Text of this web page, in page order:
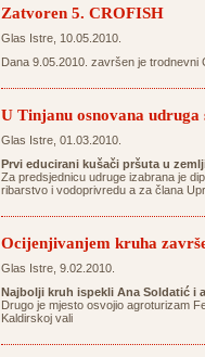
Zatvoren 5. CROFISH
Glas Istre, 10.05.2010.
Dana 9.05.2010. završen je trodnevni
U Tinjanu osnovana
Glas Istre, 01.03.2010.
Prvi educirani kušači pršuta u
Za predsjednicu udruge izabrana je
ribarstvo i vodoprivredu a za člana
Ocijenjivanjem kruha
Glas Istre, 9.02.2010.
Najbolji kruh ispekli Ana Soldatić i
Drugo je mjesto osvojio agroturizam
Kaldirskoj vali